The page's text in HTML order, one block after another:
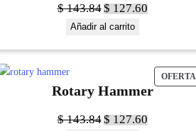
$143.84$127.60
Añadir al carrito
OFERTA
Rotary Hammer
$143.84$127.60